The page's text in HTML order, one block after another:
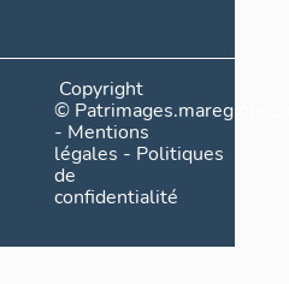
Copyright
©
- Mentions
légales - Politiques
de
confidentialité